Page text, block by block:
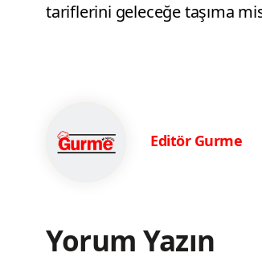
tariflerini geleceğe taşıma
Editör Gurme
Yorum Yazın